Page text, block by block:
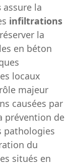
assure la
infiltrations
la
en béton
locaux
majeur
causées par
prévention de
pathologies
du
situés en